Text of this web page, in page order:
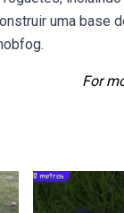
uma base
For